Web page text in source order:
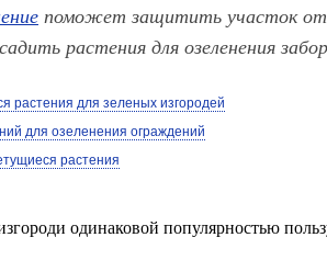
поможет защитить участок
растения для озеленения
растения для зеленых изгородей
для озеленения ограждений
растения
одинаковой популярностью